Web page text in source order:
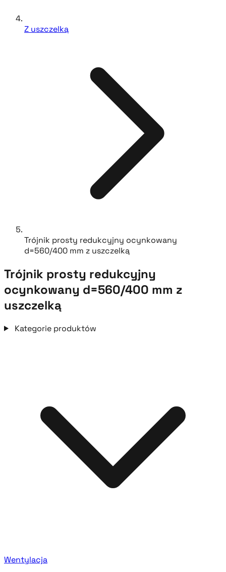
Z uszczelką
Trójnik prosty redukcyjny ocynkowany
d=560/400 mm z uszczelką
Trójnik prosty redukcyjny
ocynkowany d=560/400 mm z
uszczelką
Kategorie produktów
Wentylacja